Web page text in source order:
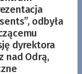
odbyła
dyrektora
nad Odrą,